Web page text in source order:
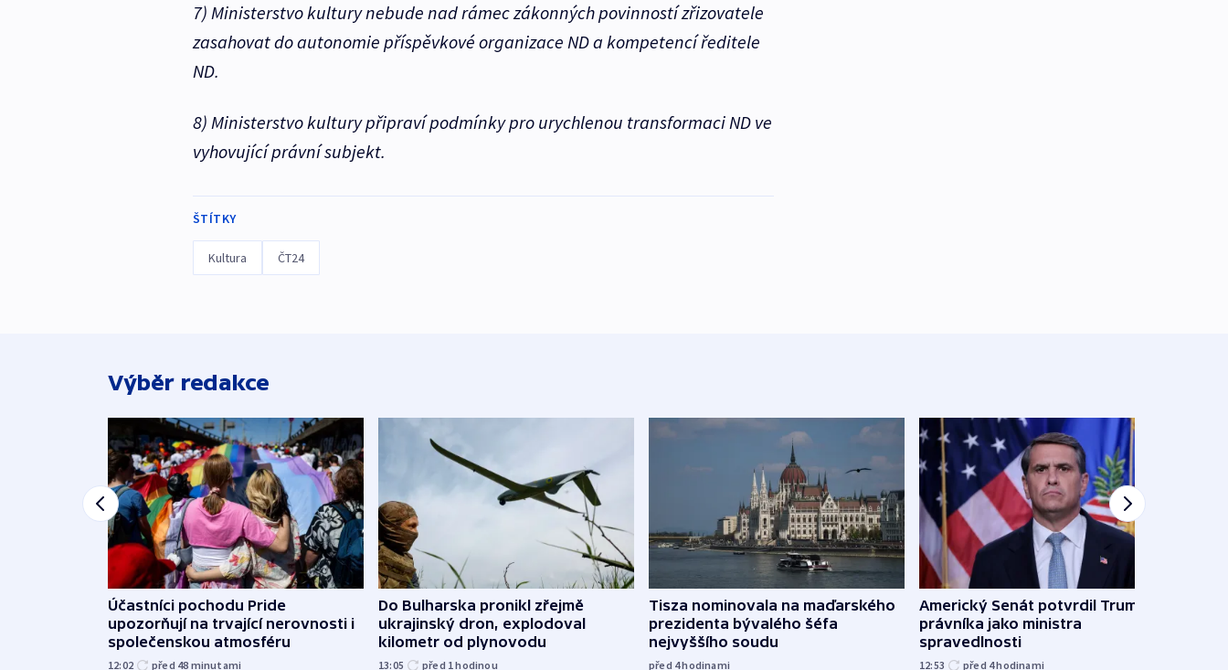
7) Ministerstvo kultury nebude nad rámec zákonných povinností zřizovatele
zasahovat do autonomie příspěvkové organizace ND a kompetencí ředitele
ND.
8) Ministerstvo kultury připraví podmínky pro urychlenou transformaci ND ve
vyhovující právní subjekt.
ŠTÍTKY
Kultura ČT24
Výběr redakce
Účastníci pochodu Pride
upozorňují na trvající nerovnosti i
společenskou atmosféru
12:02 před 48 minutami
Do Bulharska pronikl zřejmě
ukrajinský dron, explodoval
kilometr od plynovodu
13:05 před 1hodinou
Tisza nominovala na maďarského
prezidenta bývalého šéfa
nejvyššího soudu
před 4hodinami
Americký Senát potvrdil Trumpova
právníka jako ministra
spravedlnosti
12:53 před 4hodinami